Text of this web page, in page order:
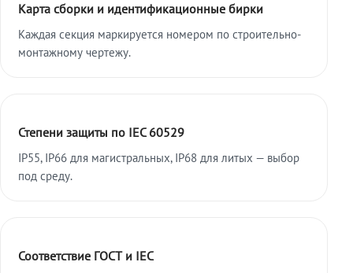
Карта сборки и идентификационные бирки
Каждая секция маркируется номером по строительно-
монтажному чертежу.
Степени защиты по IEC 60529
IP55, IP66 для магистральных, IP68 для литых — выбор
под среду.
Соответствие ГОСТ и IEC